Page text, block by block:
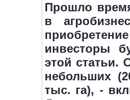
Прошло
в
инвесторы
этой статьи.
небольших
тыс. га), -